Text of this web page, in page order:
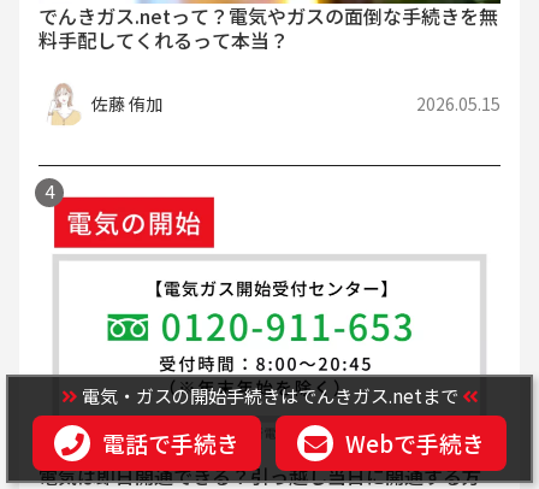
でんきガス.netって？電気やガスの面倒な手続きを無
料手配してくれるって本当？
佐藤 侑加 2026.05.15
電気は即日開通できる？引っ越し当日に開通する方
電気・ガスの開始手続きはでんきガス.netまで
電話で手続き Webで手続き